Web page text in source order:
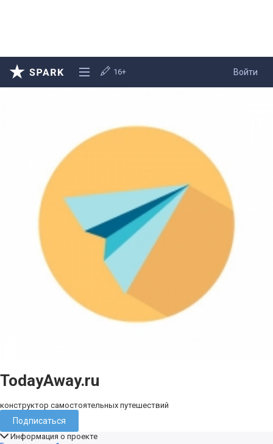
Войти
16+
TodayAway.ru
конструктор самостоятельных путешествий
Подписаться
Информация о проекте